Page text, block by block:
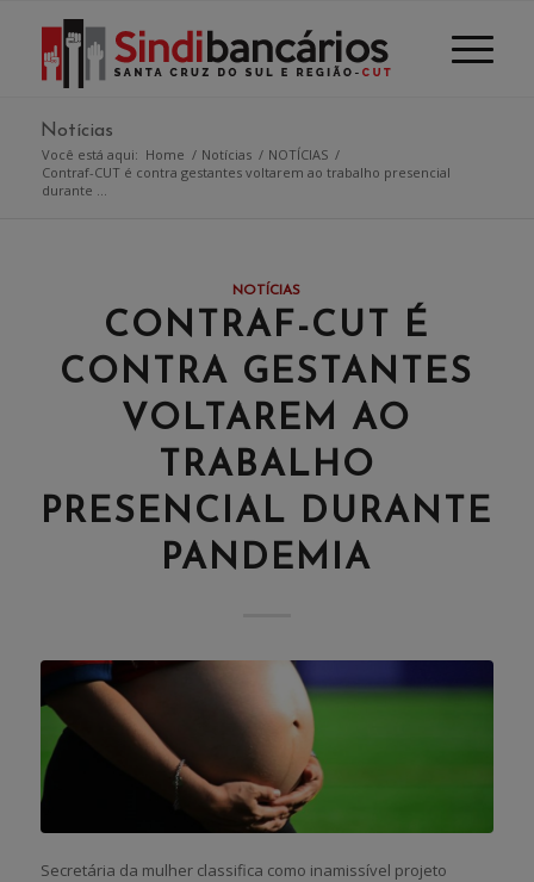
Notícias
Você está aqui: Home / Notícias / NOTÍCIAS /
Contraf-CUT é contra gestantes voltarem ao trabalho presencial
durante ...
NOTÍCIAS
CONTRAF-CUT É
CONTRA GESTANTES
VOLTAREM AO
TRABALHO
PRESENCIAL DURANTE
PANDEMIA
Secretária da mulher classifica como inamissível projeto